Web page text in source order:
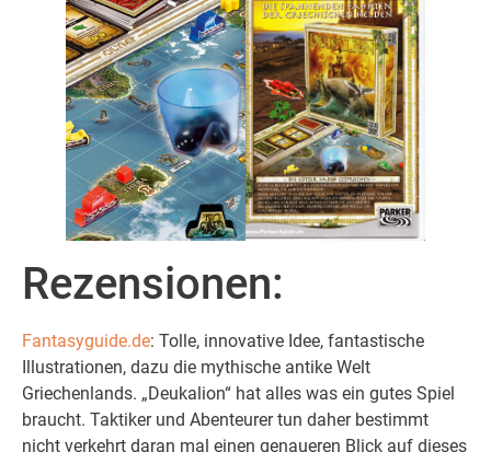
Rezensionen:
Fantasyguide.de: Tolle, innovative Idee, fantastische
Illustrationen, dazu die mythische antike Welt
Griechenlands. „Deukalion“ hat alles was ein gutes Spiel
braucht. Taktiker und Abenteurer tun daher bestimmt
nicht verkehrt daran mal einen genaueren Blick auf dieses